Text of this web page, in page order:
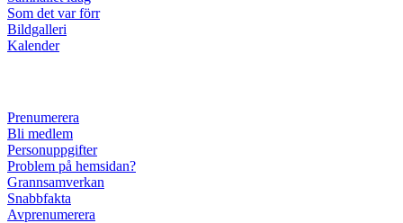
Som det var förr
Bildgalleri
Kalender
Prenumerera
Bli medlem
Personuppgifter
Problem på hemsidan?
Grannsamverkan
Snabbfakta
Avprenumerera